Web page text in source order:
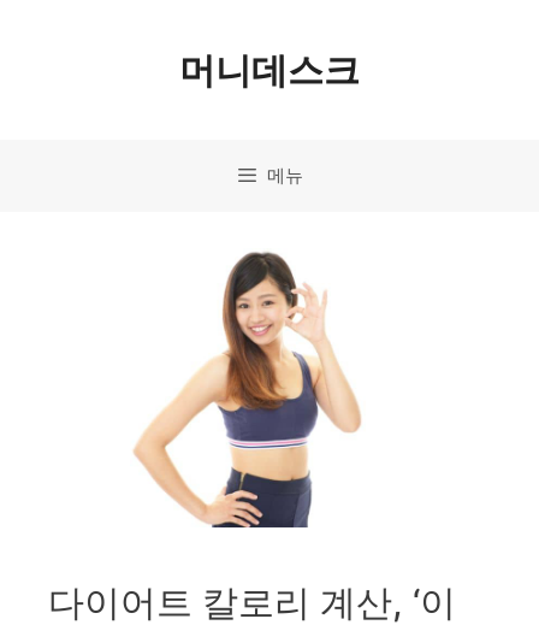
머니데스크
메뉴
다이어트 칼로리 계산, ‘이